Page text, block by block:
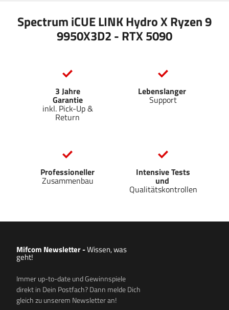
Spectrum iCUE LINK Hydro X Ryzen 9
9950X3D2 - RTX 5090
3 Jahre
Garantie
inkl. Pick-Up &
Return
Lebenslanger
Support
Professioneller
Zusammenbau
Intensive Tests
und
Qualitätskontrollen
Mifcom Newsletter-Wissen, was
geht!
Immer up-to-date und Gewinnspiele
direkt in Dein Postfach? Dann melde Dich
gleich zu unserem Newsletter an!